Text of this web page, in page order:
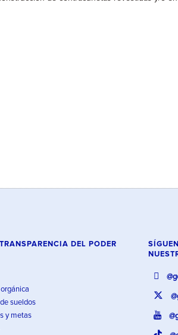
DEL PODER
sueldos
y metas